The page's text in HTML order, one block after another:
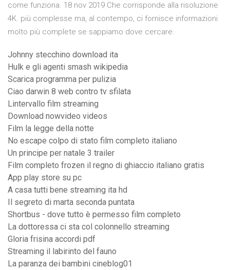
come funziona. 18 nov 2019 Che corrisponde alla risoluzione
4K. più complesse ma, al contempo, ci fornisce informazioni
molto più complete se sappiamo dove cercare.
Johnny stecchino download ita
Hulk e gli agenti smash wikipedia
Scarica programma per pulizia
Ciao darwin 8 web contro tv sfilata
Lintervallo film streaming
Download nowvideo videos
Film la legge della notte
No escape colpo di stato film completo italiano
Un principe per natale 3 trailer
Film completo frozen il regno di ghiaccio italiano gratis
App play store su pc
A casa tutti bene streaming ita hd
Il segreto di marta seconda puntata
Shortbus - dove tutto è permesso film completo
La dottoressa ci sta col colonnello streaming
Gloria frisina accordi pdf
Streaming il labirinto del fauno
La paranza dei bambini cineblog01